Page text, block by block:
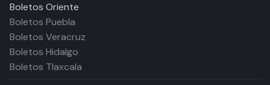
Boletos Oriente
Boletos Puebla
Boletos Veracruz
Boletos Hidalgo
Boletos Tlaxcala